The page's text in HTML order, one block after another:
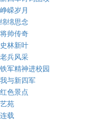
峥嵘岁月
绵绵思念
将帅传奇
史林新叶
老兵风采
铁军精神进校园
我与新四军
红色景点
艺苑
连载